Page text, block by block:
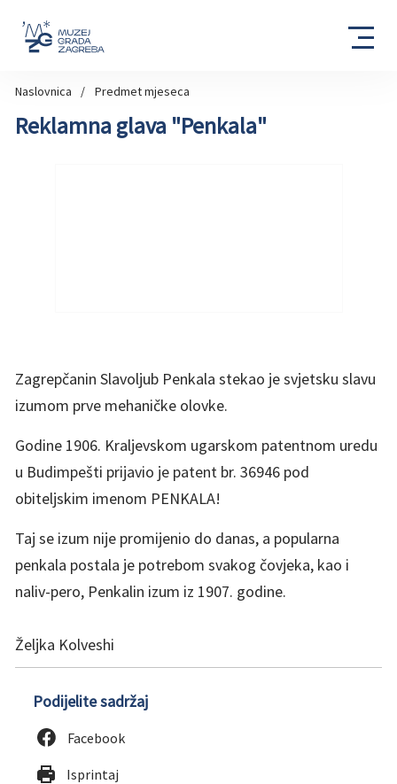
Naslovnica Predmet mjeseca
Reklamna glava "Penkala"
Zagrepčanin Slavoljub Penkala stekao je svjetsku slavu
izumom prve mehaničke olovke.
Godine 1906. Kraljevskom ugarskom patentnom uredu
u Budimpešti prijavio je patent br. 36946 pod
obiteljskim imenom PENKALA!
Taj se izum nije promijenio do danas, a popularna
penkala postala je potrebom svakog čovjeka, kao i
naliv-pero, Penkalin izum iz 1907. godine.
Željka Kolveshi
Podijelite sadržaj
Facebook
Isprintaj